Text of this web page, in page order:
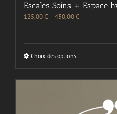
Escales Soins + Espace
125,00€– 450,00€
Choix des options